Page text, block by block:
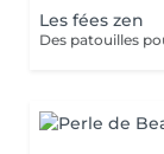
Les fées zen